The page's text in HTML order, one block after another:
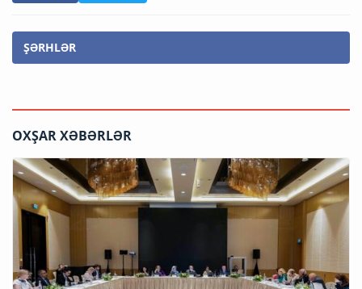
ŞƏRHLƏR
OXŞAR XƏBƏRLƏR